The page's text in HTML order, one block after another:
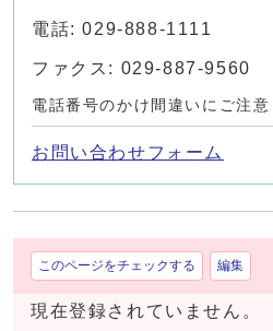
電話: 029-888-1111
ファクス: 029-887-9560
電話番号のかけ間違いにご注意
お問い合わせフォーム
このページをチェックする 編集
現在登録されていません。